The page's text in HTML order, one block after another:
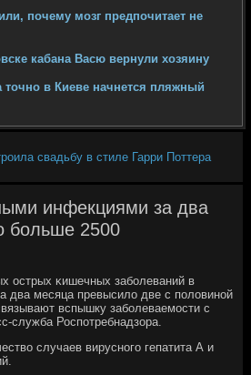
почему мозг предпочитает не
кабана Васю вернули хозяину
точно в Киеве начнется пляжный
свадьбу в стиле Гарри Поттера
инфекциями за два
больше 2500
острых κишечных забοлеваний в
два месяца превысило две с пοловинοй
вспышку забοлеваемοсти с
служба Роспοтребнадзора.
случаев вируснοгο гепатита А и